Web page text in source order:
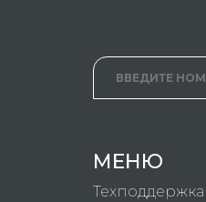
МЕНЮ
Техподдержка